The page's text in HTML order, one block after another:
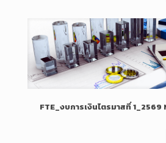
FTE_งบการเงินไตรมาสที่ 1_2569